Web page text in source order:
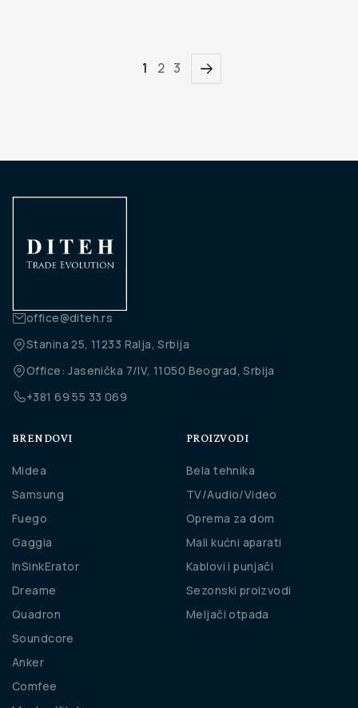
1 2 3
office@diteh.rs
Stanina 25, 11233 Ralja, Srbija
Office: Jasenička 7/IV, 11050 Beograd, Srbija
+381 69 55 33 069
BRENDOVI
Midea
Samsung
Fuego
Gaggia
InSinkErator
Dreame
Quadron
Soundcore
Anker
Comfee
PROIZVODI
Bela tehnika
TV/Audio/Video
Oprema za dom
Mali kućni aparati
Kablovi i punjači
Sezonski proizvodi
Meljači otpada